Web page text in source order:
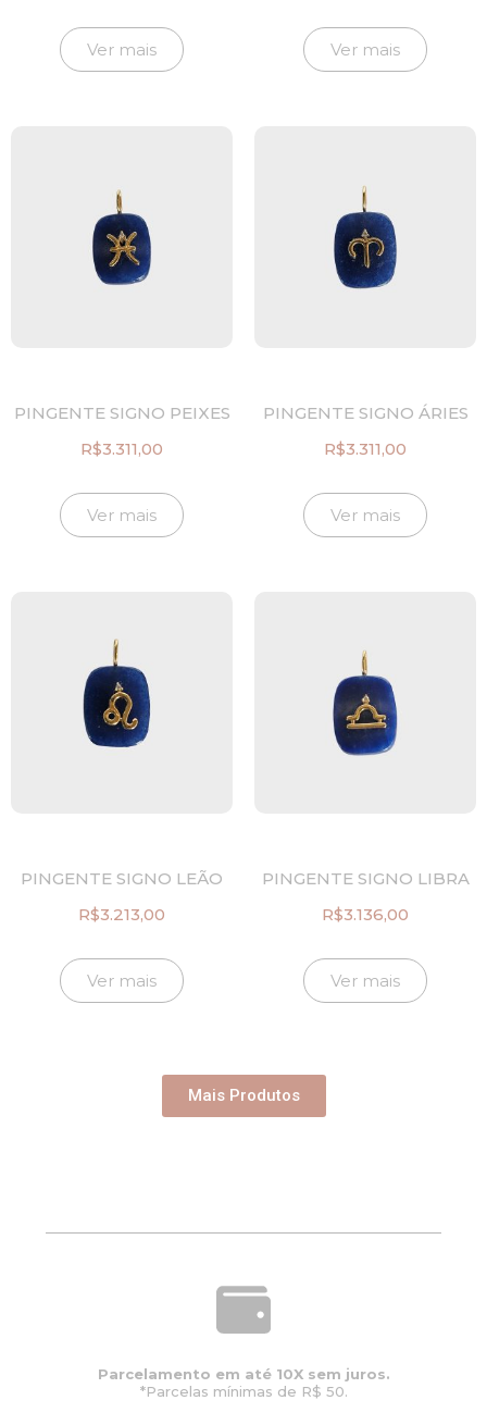
Ver mais Ver mais
PINGENTE SIGNO PEIXES
R$3.311,00
Ver mais
PINGENTE SIGNO ÁRIES
R$3.311,00
Ver mais
PINGENTE SIGNO LEÃO
R$3.213,00
Ver mais
PINGENTE SIGNO LIBRA
R$3.136,00
Ver mais
Mais Produtos
Parcelamento em até 10X sem juros.
*Parcelas mínimas de R$ 50.